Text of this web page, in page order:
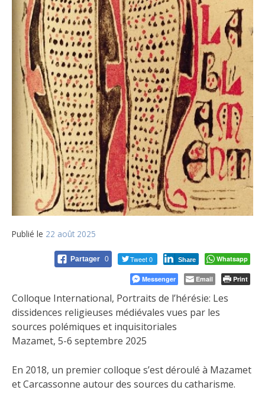
Publié le 22 août 2025
Partager 0 Tweet 0 Share Whatsapp
Messenger Email Print
Colloque International, Portraits de l’hérésie: Les
dissidences religieuses médiévales vues par les
sources polémiques et inquisitoriales
Mazamet, 5-6 septembre 2025
En 2018, un premier colloque s’est déroulé à Mazamet
et Carcassonne autour des sources du catharisme.